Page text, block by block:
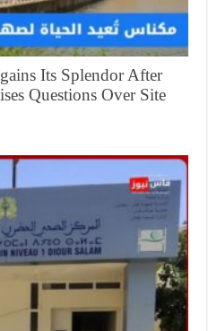
Its Splendor After
Questions Over Site